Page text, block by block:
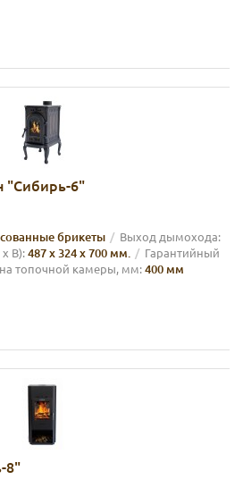
"Сибирь-6"
брикеты Выход дымохода:
В):487 х 324 х 700 мм.
Гарантийный
топочной камеры, мм:400 мм
8"